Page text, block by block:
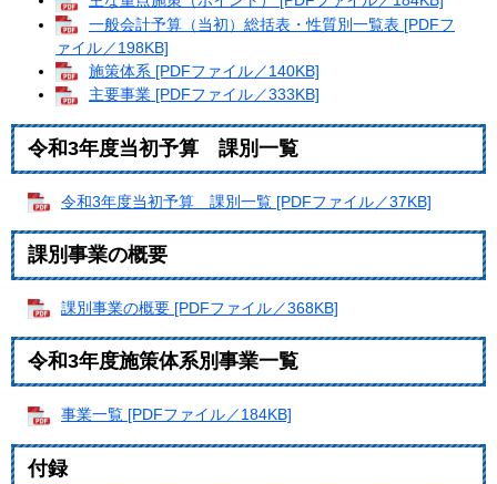
一般会計予算（当初）総括表・性質別一覧表 [PDFフ
ァイル／198KB]
施策体系 [PDFファイル／140KB]
主要事業 [PDFファイル／333KB]
令和3年度当初予算 課別一覧
令和3年度当初予算 課別一覧 [PDFファイル／37KB]
課別事業の概要
課別事業の概要 [PDFファイル／368KB]
令和3年度施策体系別事業一覧
事業一覧 [PDFファイル／184KB]
付録